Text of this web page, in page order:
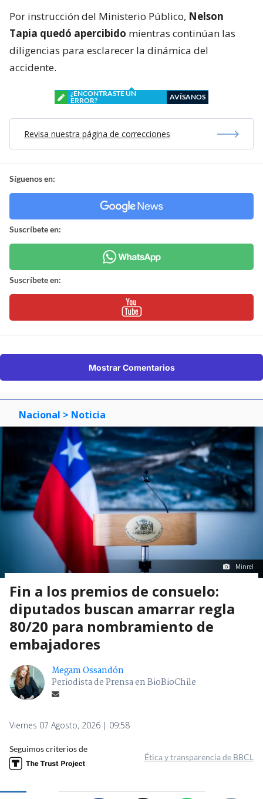
Por instrucción del Ministerio Público, Nelson
Tapia quedó apercibido mientras continúan las
diligencias para esclarecer la dinámica del
accidente.
¿ENCONTRASTE UN
ERROR?
AVÍSANOS
Revisa nuestra página de correcciones
Síguenos en:
Suscríbete en:
Suscríbete en:
Mostrar Comentarios
Nacional > Noticia
Minrel
Fin a los premios de consuelo:
diputados buscan amarrar regla
80/20 para nombramiento de
embajadores
Megam Ossandón
Periodista de Prensa en BioBioChile
Viernes 07 Agosto, 2026 | 09:58
Seguimos criterios de
Ética y transparencia de BBCL